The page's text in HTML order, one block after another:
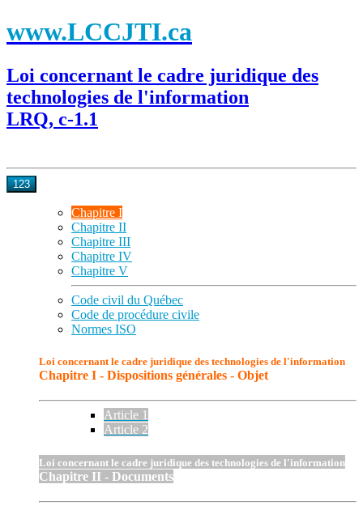
www.LCCJTI.ca
Loi concernant le cadre juridique des
technologies de l'information
LRQ, c-1.1
123
Chapitre I
Chapitre II
Chapitre III
Chapitre IV
Chapitre V
Code civil du Québec
Code de procédure civile
Normes ISO
Loi concernant le cadre juridique des technologies de l'information
Chapitre I - Dispositions générales - Objet
Article 1
Article 2
Loi concernant le cadre juridique des technologies de l'information
Chapitre II - Documents